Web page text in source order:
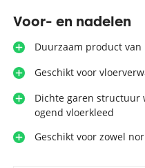
Voor- en nadelen
Duurzaam product
Geschikt voor
Dichte garen structuur
ogend vloerkleed
Geschikt voor zowel